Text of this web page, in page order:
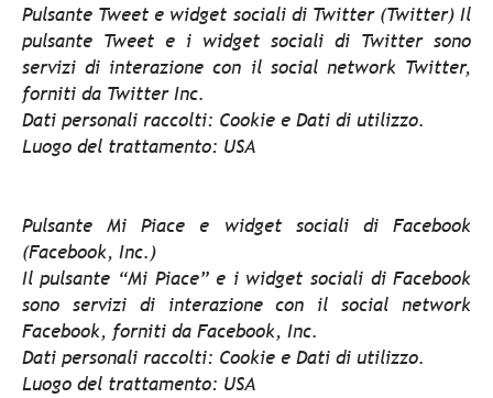
Pulsante Tweet e widget sociali di Twitter (Twitter) Il
pulsante Tweet e i widget sociali di Twitter sono
servizi di interazione con il social network Twitter,
forniti da Twitter Inc.
Dati personali raccolti: Cookie e Dati di utilizzo.
Luogo del trattamento: USA
Pulsante Mi Piace e widget sociali di Facebook
(Facebook, Inc.)
Il pulsante “Mi Piace” e i widget sociali di Facebook
sono servizi di interazione con il social network
Facebook, forniti da Facebook, Inc.
Dati personali raccolti: Cookie e Dati di utilizzo.
Luogo del trattamento: USA